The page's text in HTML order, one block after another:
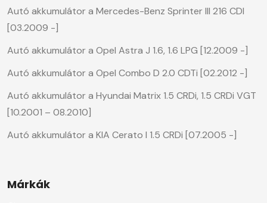
Autó akkumulátor a Mercedes-Benz Sprinter III 216 CDI
[03.2009 -]
Autó akkumulátor a Opel Astra J 1.6, 1.6 LPG [12.2009 -]
Autó akkumulátor a Opel Combo D 2.0 CDTi [02.2012 -]
Autó akkumulátor a Hyundai Matrix 1.5 CRDi, 1.5 CRDi VGT
[10.2001 – 08.2010]
Autó akkumulátor a KIA Cerato I 1.5 CRDi [07.2005 -]
Márkák